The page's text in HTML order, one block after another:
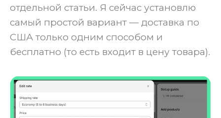
отдельной статьи. Я сейчас установлю
самый простой вариант — доставка по
США только одним способом и
бесплатно (то есть входит в цену товара).